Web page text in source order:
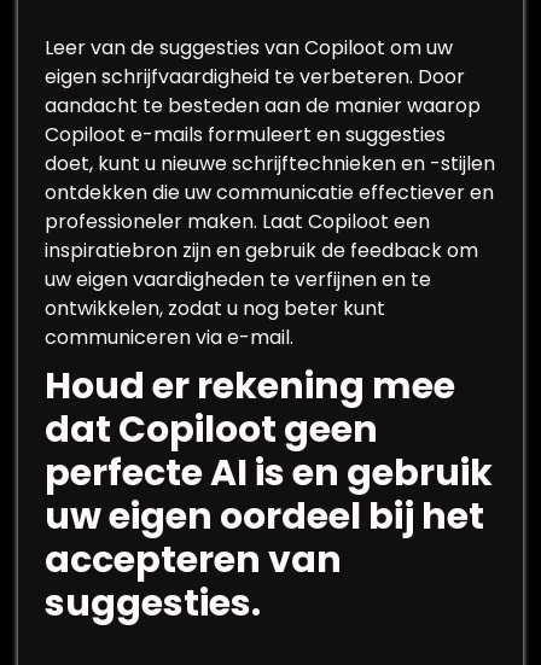
Leer van de suggesties van Copiloot om uw
eigen schrijfvaardigheid te verbeteren. Door
aandacht te besteden aan de manier waarop
Copiloot e-mails formuleert en suggesties
doet, kunt u nieuwe schrijftechnieken en -stijlen
ontdekken die uw communicatie effectiever en
professioneler maken. Laat Copiloot een
inspiratiebron zijn en gebruik de feedback om
uw eigen vaardigheden te verfijnen en te
ontwikkelen, zodat u nog beter kunt
communiceren via e-mail.
Houd er rekening mee
dat Copiloot geen
perfecte AI is en gebruik
uw eigen oordeel bij het
accepteren van
suggesties.